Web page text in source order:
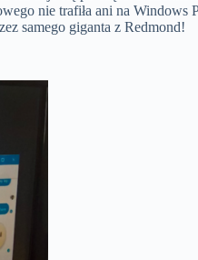
nie trafiła ani na Windows
samego giganta z Redmond!